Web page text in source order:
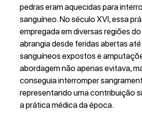
pedras eram aquecidas para
sanguíneo. No século XVI, essa
empregada em diversas regiões
abrangia desde feridas abertas
sanguíneos expostos e
abordagem não apenas evitava,
conseguia interromper
representando uma contribuição
a prática médica da época.